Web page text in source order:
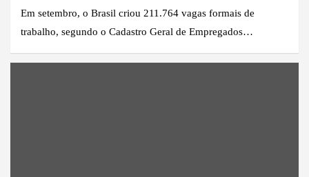
Em setembro, o Brasil criou 211.764 vagas formais de
trabalho, segundo o Cadastro Geral de Empregados…